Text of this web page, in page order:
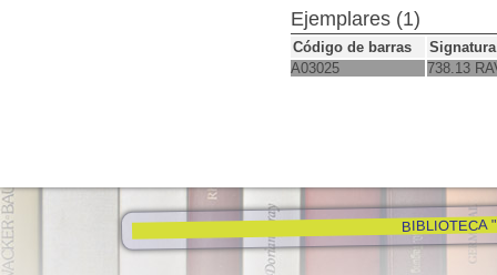
Ejemplares (1)
Código de barras
Signatura
A03025
738.13
BIBLIOTECA